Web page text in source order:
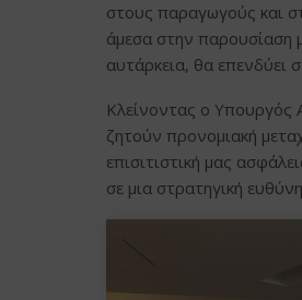
στους παραγωγούς και
άμεσα στην παρουσίαση
αυτάρκεια, θα επενδύει
Κλείνοντας ο Υπουργός
ζητούν προνομιακή
επισιτιστική μας
σε μια στρατηγική